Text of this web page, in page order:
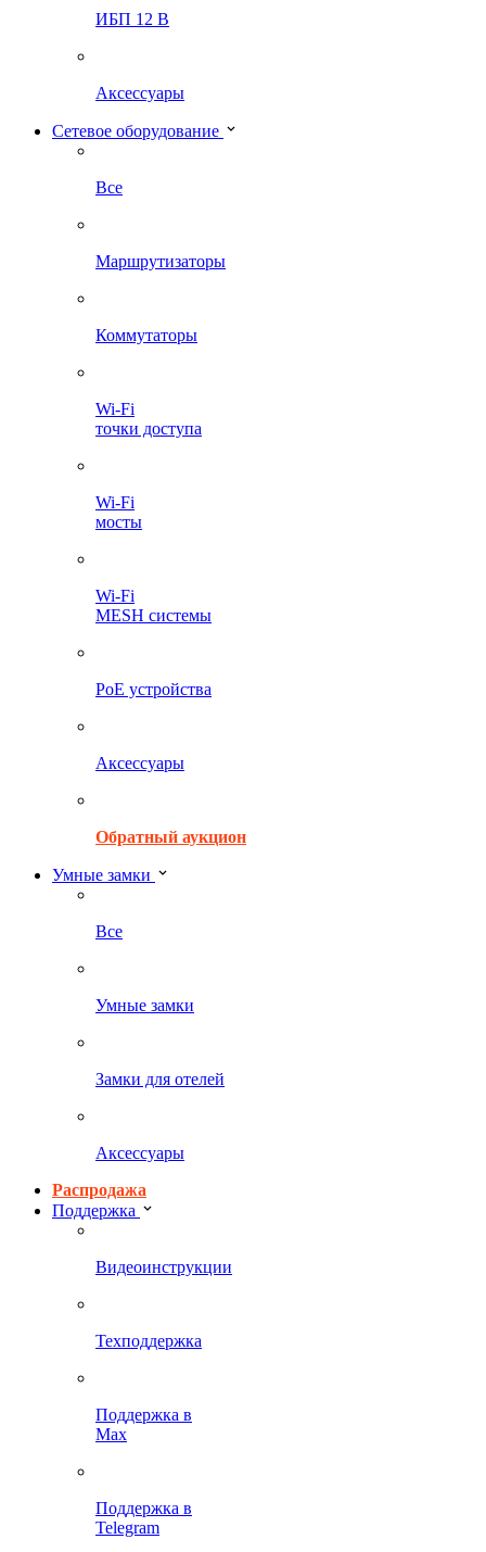
ИБП 12 В
Аксессуары
Сетевое оборудование
Все
Маршрутизаторы
Коммутаторы
Wi-Fi
точки доступа
Wi-Fi
мосты
Wi-Fi
MESH системы
PoE устройства
Аксессуары
Обратный аукцион
Умные замки
Все
Умные замки
Замки для отелей
Аксессуары
Распродажа
Поддержка
Видеоинструкции
Техподдержка
Поддержка в
Max
Поддержка в
Telegram